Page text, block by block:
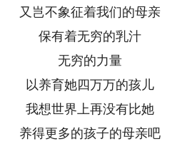
又岂不象征着我们的母亲
保有着无穷的乳汁
无穷的力量
以养育她四万万的孩儿
我想世界上再没有比她
养得更多的孩子的母亲吧